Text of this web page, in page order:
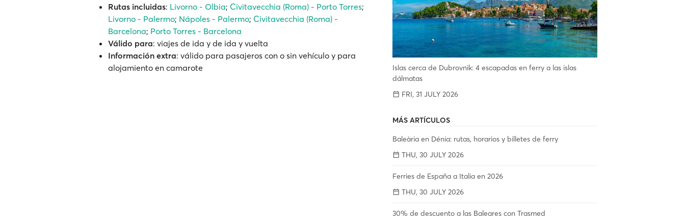
Rutas incluidas: Livorno - Olbia; Civitavecchia (Roma) - Porto Torres;
Livorno - Palermo; Nápoles - Palermo; Civitavecchia (Roma) -
Barcelona; Porto Torres - Barcelona
Válido para: viajes de ida y de ida y vuelta
Información extra: válido para pasajeros con o sin vehículo y para
alojamiento en camarote
Islas cerca de Dubrovnik: 4 escapadas en ferry a las islas
dálmatas
FRI, 31 JULY 2026
MÁS ARTÍCULOS
Baleària en Dénia: rutas, horarios y billetes de ferry
THU, 30 JULY 2026
Ferries de España a Italia en 2026
THU, 30 JULY 2026
30% de descuento a las Baleares con Trasmed